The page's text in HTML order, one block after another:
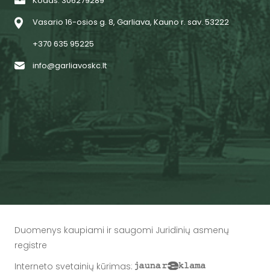
Vasario 16-osios g. 8, Garliava, Kauno r. sav. 53222
+370 635 95225
info@garliavoskc.lt
Duomenys kaupiami ir saugomi Juridinių asmenų
registre
Interneto svetainių kūrimas: